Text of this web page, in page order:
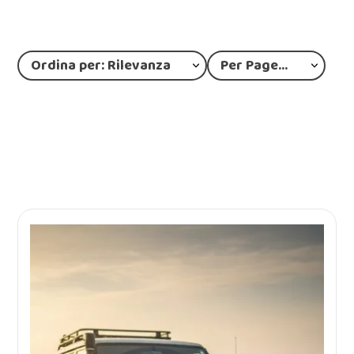
Ordina per: Rilevanza Per Page: 12